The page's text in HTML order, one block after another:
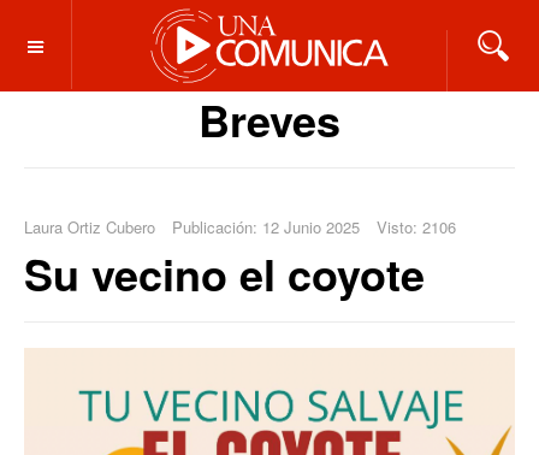
OFF CANVAS
Breves
Laura Ortiz Cubero Publicación: 12 Junio 2025 Visto: 2106
Su vecino el coyote